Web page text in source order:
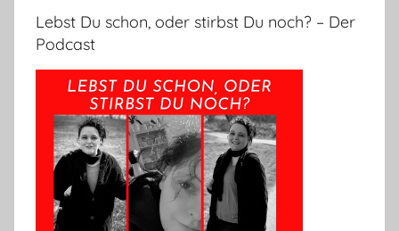
Lebst Du schon, oder stirbst Du noch? – Der
Podcast